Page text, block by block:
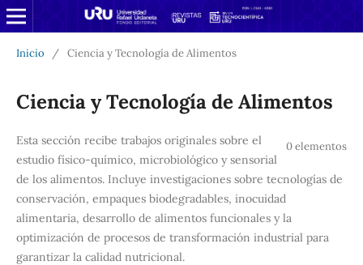
Inicio / Ciencia y Tecnología de Alimentos
Ciencia y Tecnología de Alimentos
0 elementos
Esta sección recibe trabajos originales sobre el
estudio físico-químico, microbiológico y sensorial
de los alimentos. Incluye investigaciones sobre tecnologías de
conservación, empaques biodegradables, inocuidad
alimentaria, desarrollo de alimentos funcionales y la
optimización de procesos de transformación industrial para
garantizar la calidad nutricional.